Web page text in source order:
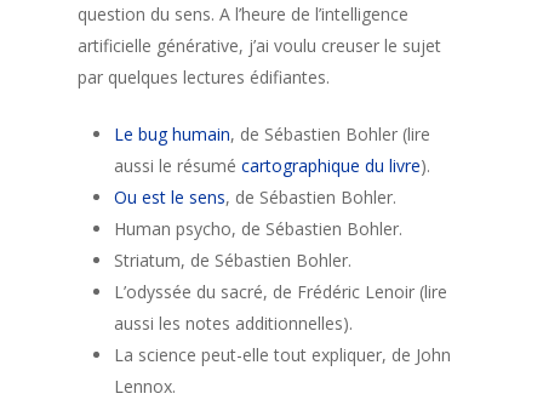
question du sens. A l’heure de l’intelligence
artificielle générative, j’ai voulu creuser le sujet
par quelques lectures édifiantes.
Le bug humain, de Sébastien Bohler (lire
aussi le résumé cartographique du livre).
Ou est le sens, de Sébastien Bohler.
Human psycho, de Sébastien Bohler.
Striatum, de Sébastien Bohler.
L’odyssée du sacré, de Frédéric Lenoir (lire
aussi les notes additionnelles).
La science peut-elle tout expliquer, de John
Lennox.